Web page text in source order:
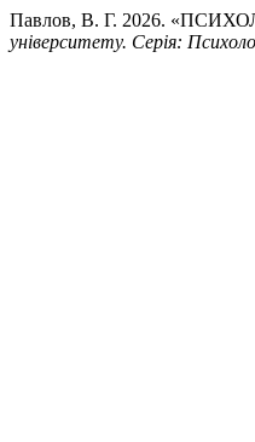
Павлов, В. Г. 2026.
університету. Серія: